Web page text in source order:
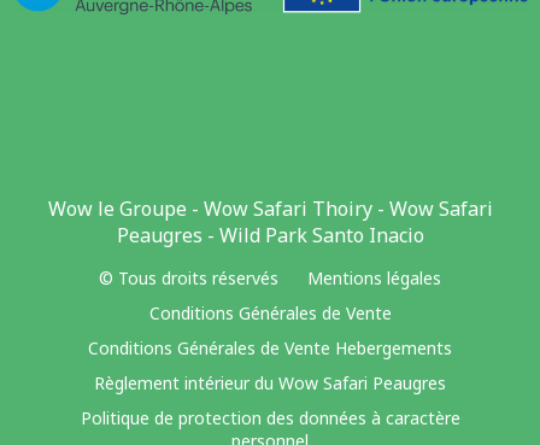
Wow le Groupe - Wow Safari Thoiry- Wow Safari
Peaugres - Wild Park Santo Inacio
© Tous droits réservés
Mentions légales
Conditions Générales de Vente
Conditions Générales de Vente Hebergements
Règlement intérieur du Wow Safari Peaugres
Politique de protection des données à caractère